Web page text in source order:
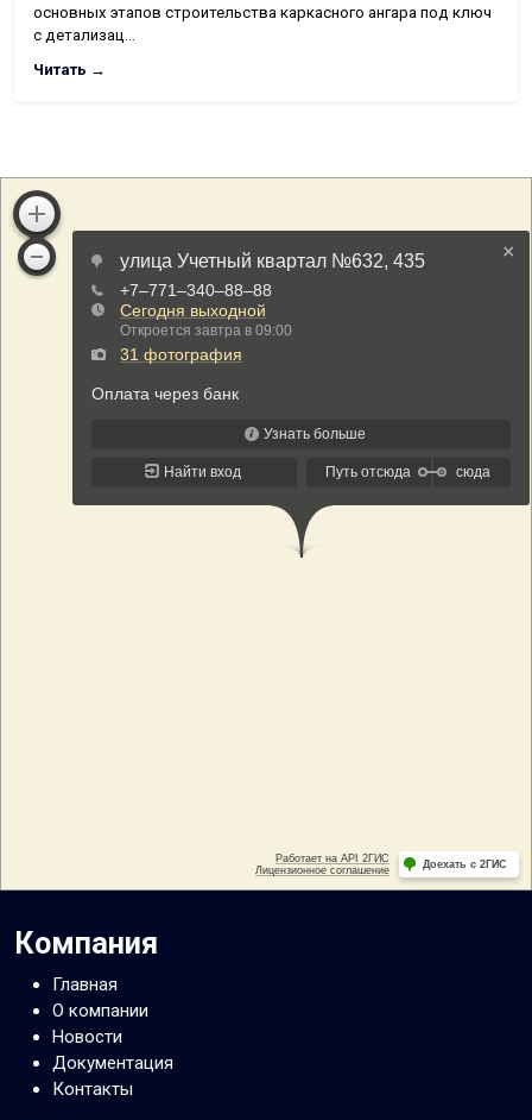
основных этапов строительства каркасного ангара под ключ
с детализац…
Читать →
Компания
Главная
О компании
Новости
Документация
Контакты